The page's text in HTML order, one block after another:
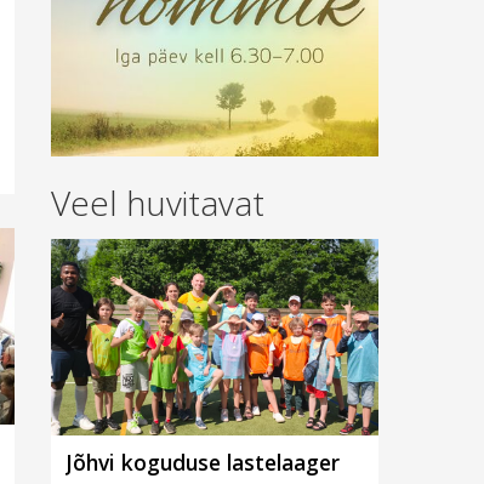
Veel huvitavat
Jõhvi koguduse lastelaager